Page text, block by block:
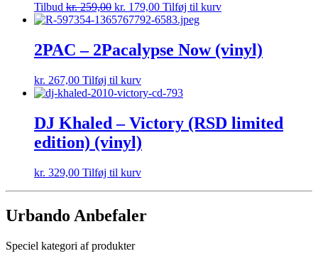
Tilbud kr.259,00 kr. 179,00 Tilføj til kurv
2PAC – 2Pacalypse Now (vinyl)
kr. 267,00 Tilføj til kurv
DJ Khaled – Victory (RSD limited
edition) (vinyl)
kr. 329,00 Tilføj til kurv
Urbando Anbefaler
Speciel kategori af produkter